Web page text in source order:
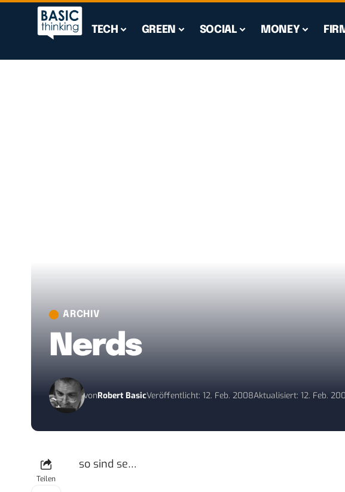
TECH GREEN SOCIAL MONEY
ARCHIV
Nerds
vonRobert BasicVeröffentlicht: 12. Feb. 2008Aktualisiert: 12. Feb.
Teilen
so sind se…